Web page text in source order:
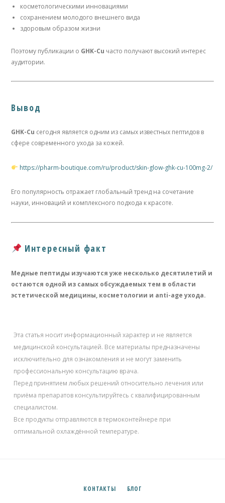
косметологическими инновациями
сохранением молодого внешнего вида
здоровым образом жизни
Поэтому публикации о GHK-Cu часто получают высокий интерес
аудитории.
Вывод
GHK-Cu сегодня является одним из самых известных пептидов в
сфере современного ухода за кожей.
https://pharm-boutique.com/ru/product/skin-glow-ghk-cu-100mg-2/
Его популярность отражает глобальный тренд на сочетание
науки, инноваций и комплексного подхода к красоте.
Интересный факт
Медные пептиды изучаются уже несколько десятилетий и
остаются одной из самых обсуждаемых тем в области
эстетической медицины, косметологии и anti-age ухода.
Эта статья носит информационный характер и не является
медицинской консультацией. Все материалы предназначены
исключительно для ознакомления и не могут заменить
профессиональную консультацию врача.
Перед принятием любых решений относительно лечения или
приёма препаратов консультируйтесь с квалифицированным
специалистом.
Все продукты отправляются в термоконтейнере при
оптимальной охлаждённой температуре.
КОНТАКТЫ БЛОГ